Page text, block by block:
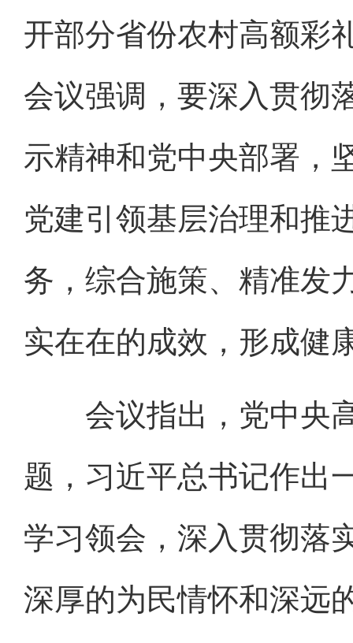
开部分省份农村高额彩
会议强调，要深入贯彻
示精神和党中央部署，
党建引领基层治理和推
务，综合施策、精准发
实在在的成效，形成健
会议指出，党中央高
题，习近平总书记作出
学习领会，深入贯彻落
深厚的为民情怀和深远